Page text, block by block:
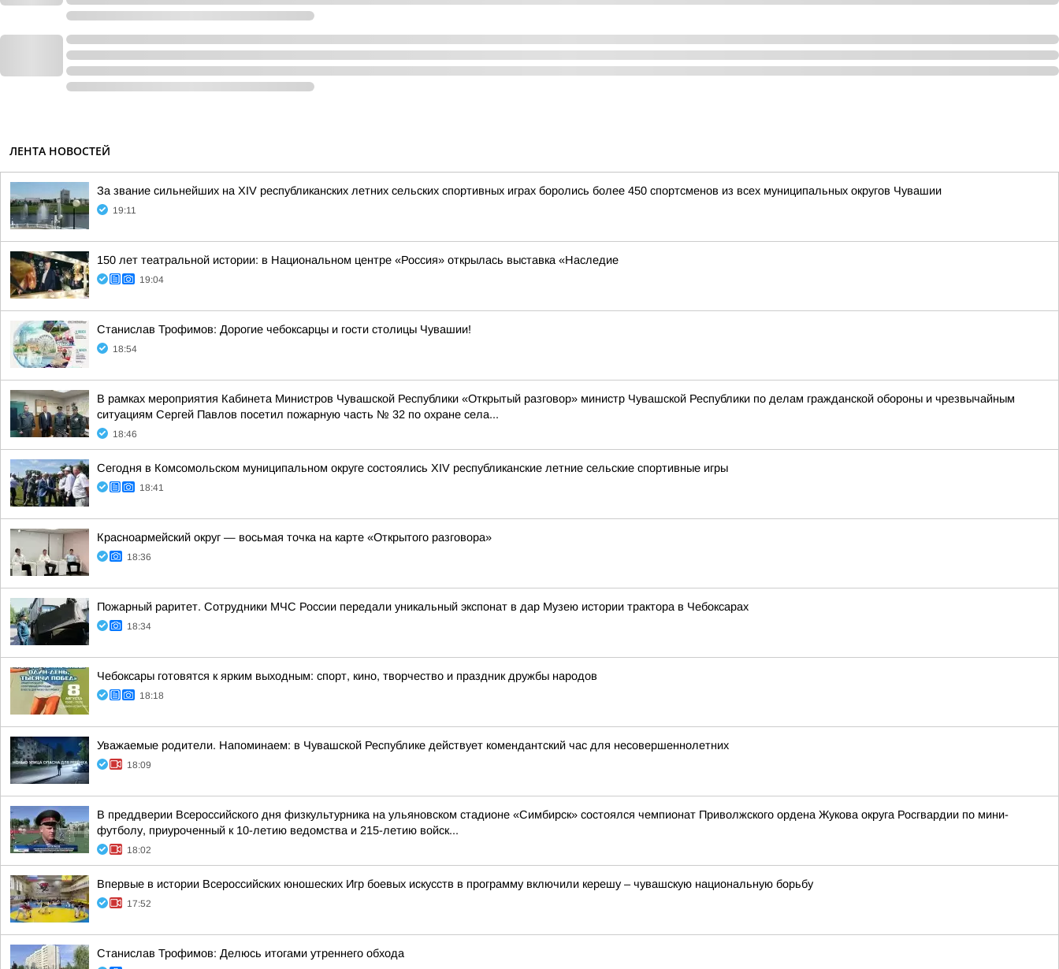
ЛЕНТА НОВОСТЕЙ
За звание сильнейших на XIV республиканских летних сельских спортивных играх боролись более 450 спортсменов из всех муниципальных округов Чувашии
19:11
150 лет театральной истории: в Национальном центре «Россия» открылась выставка «Наследие
19:04
Станислав Трофимов: Дорогие чебоксарцы и гости столицы Чувашии!
18:54
В рамках мероприятия Кабинета Министров Чувашской Республики «Открытый разговор» министр Чувашской Республики по делам гражданской обороны и чрезвычайным
ситуациям Сергей Павлов посетил пожарную часть № 32 по охране села...
18:46
Сегодня в Комсомольском муниципальном округе состоялись XIV республиканские летние сельские спортивные игры
18:41
Красноармейский округ — восьмая точка на карте «Открытого разговора»
18:36
Пожарный раритет. Сотрудники МЧС России передали уникальный экспонат в дар Музею истории трактора в Чебоксарах
18:34
Чебоксары готовятся к ярким выходным: спорт, кино, творчество и праздник дружбы народов
18:18
Уважаемые родители. Напоминаем: в Чувашской Республике действует комендантский час для несовершеннолетних
18:09
В преддверии Всероссийского дня физкультурника на ульяновском стадионе «Симбирск» состоялся чемпионат Приволжского ордена Жукова округа Росгвардии по мини-
футболу, приуроченный к 10-летию ведомства и 215-летию войск...
18:02
Впервые в истории Всероссийских юношеских Игр боевых искусств в программу включили керешу – чувашскую национальную борьбу
17:52
Станислав Трофимов: Делюсь итогами утреннего обхода